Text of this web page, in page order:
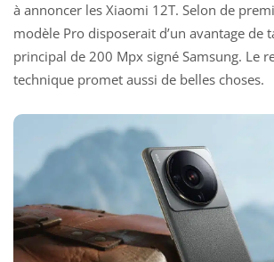
à annoncer les Xiaomi 12T. Selon de
modèle Pro disposerait d’un avantage de
principal de 200 Mpx signé Samsung. Le
technique promet aussi de belles choses.